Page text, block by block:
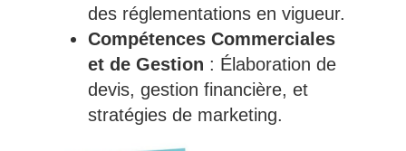
des réglementations en vigueur.
Compétences Commerciales
et de Gestion : Élaboration de
devis, gestion financière, et
stratégies de marketing.